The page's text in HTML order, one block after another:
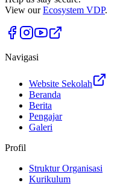
View our Ecosystem VDP.
Navigasi
Website Sekolah
Beranda
Berita
Pengajar
Galeri
Profil
Struktur Organisasi
Kurikulum